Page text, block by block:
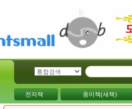
전자책 종이책(새책)